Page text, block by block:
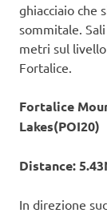
ghiacciaio che
sommitale.
metri sul
Fortalice.
Fortalice
Lakes(POI20)
Distance:
In direzione